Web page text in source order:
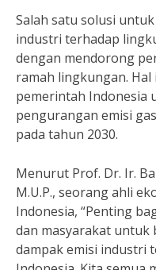
Salah satu solusi
industri terhadap
dengan mendorong
ramah lingkungan. Hal
pemerintah Indonesia
pengurangan emisi
pada tahun 2030.
Menurut Prof. Dr. Ir.
M.U.P., seorang ahli
Indonesia, “Penting
dan masyarakat untuk
dampak emisi industri